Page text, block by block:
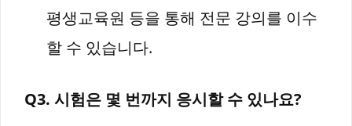
평생교육원 등을 통해 전문 강의를 이수
할 수 있습니다.
Q3. 시험은 몇 번까지 응시할 수 있나요?